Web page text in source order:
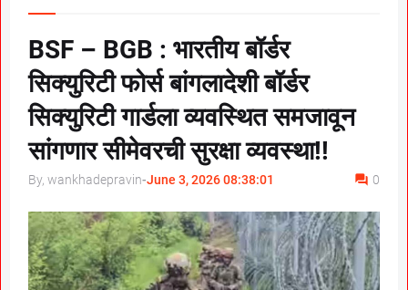
BSF – BGB : भारतीय बॉर्डर
सिक्युरिटी फोर्स बांगलादेशी बॉर्डर
सिक्युरिटी गार्डला व्यवस्थित समजावून
सांगणार सीमेवरची सुरक्षा व्यवस्था!!
By, wankhadepravin-June 3, 2026 08:38:01 0